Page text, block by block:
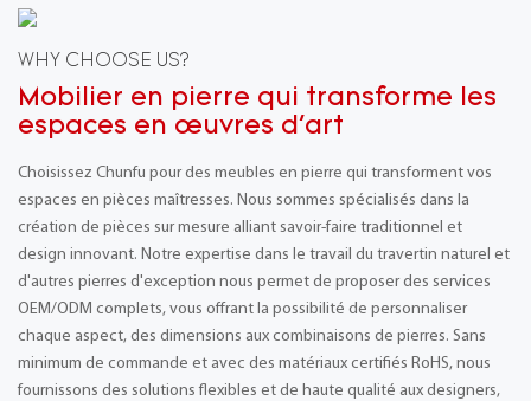
WHY CHOOSE US?
Mobilier en pierre qui transforme les
espaces en œuvres d'art
Choisissez Chunfu pour des meubles en pierre qui transforment vos
espaces en pièces maîtresses. Nous sommes spécialisés dans la
création de pièces sur mesure alliant savoir-faire traditionnel et
design innovant. Notre expertise dans le travail du travertin naturel et
d'autres pierres d'exception nous permet de proposer des services
OEM/ODM complets, vous offrant la possibilité de personnaliser
chaque aspect, des dimensions aux combinaisons de pierres. Sans
minimum de commande et avec des matériaux certifiés RoHS, nous
fournissons des solutions flexibles et de haute qualité aux designers,